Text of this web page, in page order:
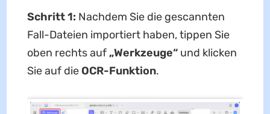
Schritt 1: Nachdem Sie die gescannten
Fall-Dateien importiert haben, tippen Sie
oben rechts auf „Werkzeuge“und klicken
Sie auf die OCR-Funktion.